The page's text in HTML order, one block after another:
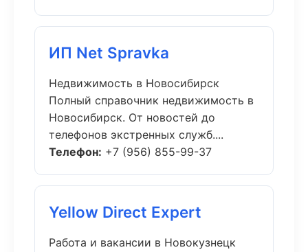
ИП Net Spravka
Недвижимость в Новосибирск
Полный справочник недвижимость в
Новосибирск. От новостей до
телефонов экстренных служб....
Телефон: +7 (956) 855-99-37
Yellow Direct Expert
Работа и вакансии в Новокузнецк